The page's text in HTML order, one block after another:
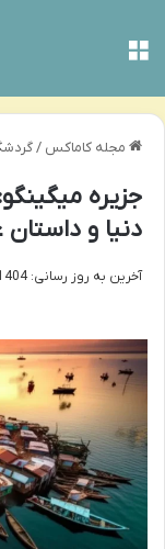
مجله کاماکس /
جزیره
دنیا و
آخرین به روز رسانی: 04/08/1404